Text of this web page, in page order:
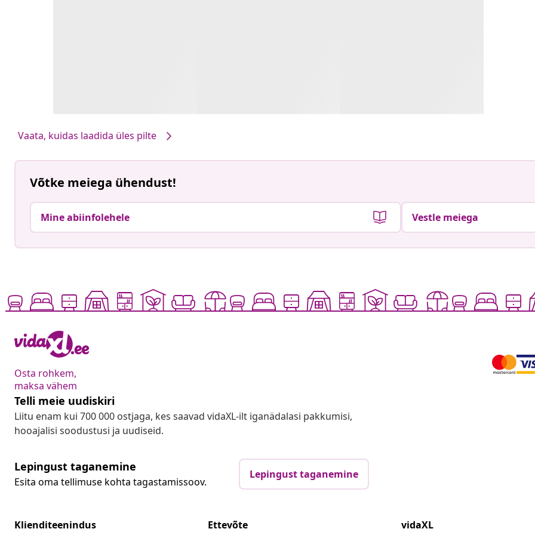
Vaata, kuidas laadida üles pilte
Võtke meiega ühendust!
Mine abiinfolehele Vestle meiega
Osta rohkem,
maksa vähem
Telli meie uudiskiri
Liitu enam kui 700 000 ostjaga, kes saavad vidaXL-ilt iganädalasi pakkumisi,
hooajalisi soodustusi ja uudiseid.
Lepingust taganemine
Esita oma tellimuse kohta tagastamissoov.
Lepingust taganemine
Klienditeenindus Ettevõte vidaXL